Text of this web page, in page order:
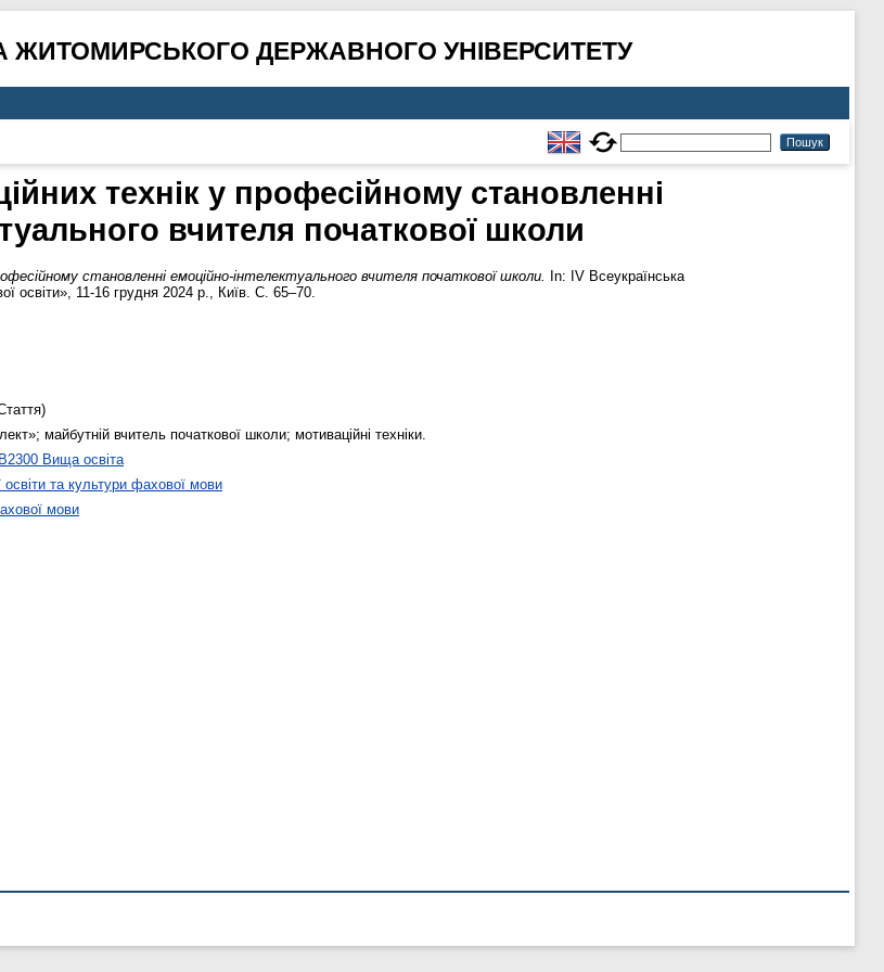
ЖИТОМИРСЬКОГО ДЕРЖАВНОГО УНІВЕРСИТЕТУ
технік у професійному становленні
вчителя початкової школи
становленні емоційно-інтелектуального вчителя початкової школи.
In: ІV Всеукраїнська
освіти», 11-16 грудня 2024 р., Київ. С. 65–70.
майбутній вчитель початкової школи; мотиваційні техніки.
Вища освіта
та культури фахової мови
мови